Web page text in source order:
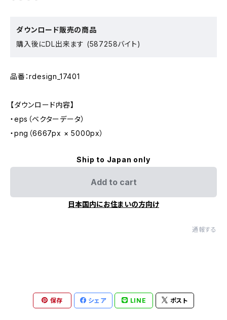
ダウンロード販売の商品
購入後にDL出来ます (587258バイト)
品番：rdesign_17401
【ダウンロード内容】
・eps（ベクターデータ）
・png（6667px × 5000px）
Ship to Japan only
Add to cart
日本国内にお住まいの方向け
通報する
保存 シェア LINE ポスト